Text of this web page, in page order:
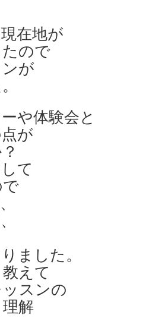
在地が
ので
が
や体験会と
が
て
ました。
えて
スンの
解